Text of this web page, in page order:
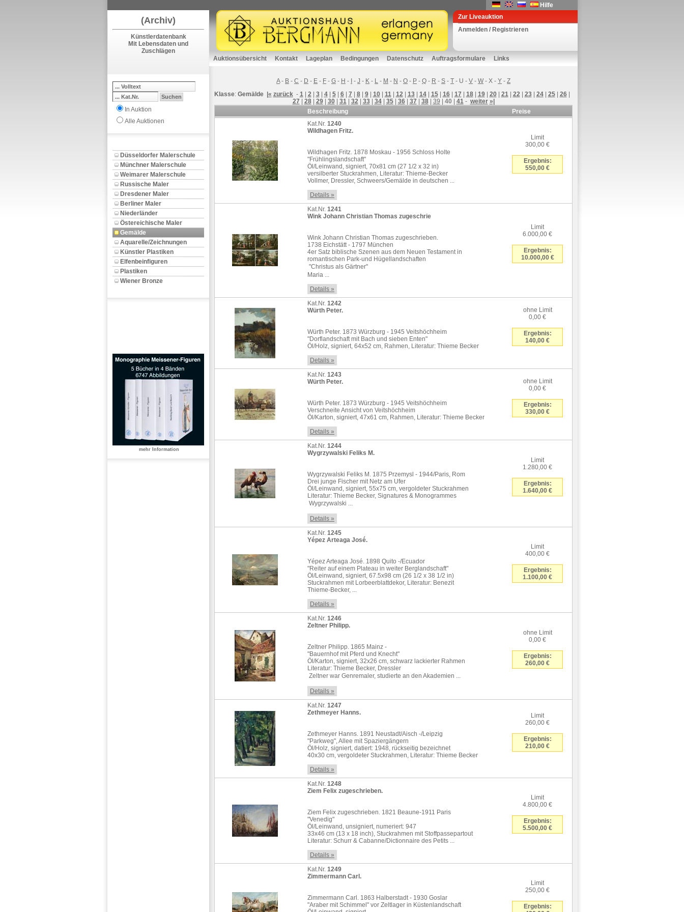
Hilfe
(Archiv)
Künstlerdatenbank
Mit Lebensdaten und
Zuschlägen
In Auktion
Alle Auktionen
Düsseldorfer Malerschule
Münchner Malerschule
Weimarer Malerschule
Russische Maler
Dresdener Maler
Berliner Maler
Niederländer
Östereichische Maler
Gemälde
Aquarelle/Zeichnungen
Künstler Plastiken
Elfenbeinfiguren
Plastiken
Wiener Bronze
mehr Information
Zur Liveauktion
Anmelden / Registrieren
Auktionsübersicht Kontakt Lageplan Bedingungen Datenschutz Auftragsformulare Links
A- B - C - D - E - F - G - H - - J - K - L - M - N - O - P - Q - R - S - T - U - V - W - X - Y - Z
Klasse: Gemälde |« zurück- 1| 2| 3| 4| 5| 6| 7 8| 9| 10| 11| 12| 13| 14| 15| 16| 17 18| 19| 20| 21| 22| 23| 24| 25| 26|
27
28| 29| 30| 31| 32| 33| 34| 35| 36| 37 38| 39 40 41- weiter »|
Beschreibung
Preise
Kat.Nr. 1240
Wildhagen Fritz.
Wildhagen Fritz. 1878 Moskau - 1956 Schloss Holte
"Frühlingslandschaft"
Öl/Leinwand, signiert, 70x81 cm (27 1/2 x 32 in)
versilberter Stuckrahmen, Literatur: Thieme-Becker
Vollmer, Dressler, Schweers/Gemälde in deutschen ...
Details »
Limit
300,00 €
Ergebnis:
550,00 €
Kat.Nr. 1241
Wink Johann Christian Thomas zugeschrie
Wink Johann Christian Thomas zugeschrieben.
1738 Eichstätt - 1797 München
4er Satz biblische Szenen aus dem Neuen Testament in
romantischen Park-und Hügellandschaften
 "Christus als Gärtner"
Maria ...
Details »
Limit
6.000,00 €
Ergebnis:
10.000,00 €
Kat.Nr. 1242
Würth Peter.
Würth Peter. 1873 Würzburg - 1945 Veitshöchheim
"Dorflandschaft mit Bach und sieben Enten"
Öl/Holz, signiert, 64x52 cm, Rahmen, Literatur: Thieme Becker
Details »
ohne Limit
0,00 €
Ergebnis:
140,00 €
Kat.Nr. 1243
Würth Peter.
Würth Peter. 1873 Würzburg - 1945 Veitshöchheim
Verschneite Ansicht von Veitshöchheim
Öl/Karton, signiert, 47x61 cm, Rahmen, Literatur: Thieme Becker
Details »
ohne Limit
0,00 €
Ergebnis:
330,00 €
Kat.Nr. 1244
Wygrzywalski Feliks M.
Wygrzywalski Feliks M. 1875 Przemysl - 1944/Paris, Rom
Drei junge Fischer mit Netz am Ufer
Öl/Leinwand, signiert, 55x75 cm, vergoldeter Stuckrahmen
Literatur: Thieme Becker, Signatures & Monogrammes
Wygrzywalski ...
Details »
Limit
1.280,00 €
Ergebnis:
1.640,00 €
Kat.Nr. 1245
Yépez Arteaga José.
Yépez Arteaga José. 1898 Quito -/Ecuador
"Reiter auf einem Plateau in weiter Berglandschaft"
Öl/Leinwand, signiert, 67.5x98 cm (26 1/2 x 38 1/2 in)
Stuckrahmen mit Lorbeerblattdekor, Literatur: Benezit
Thieme-Becker, ...
Details »
Limit
400,00 €
Ergebnis:
1.100,00 €
Kat.Nr. 1246
Zeltner Philipp.
Zeltner Philipp. 1865 Mainz -
"Bauernhof mit Pferd und Knecht"
Öl/Karton, signiert, 32x26 cm, schwarz lackierter Rahmen
Literatur: Thieme Becker, Dressler
Zeltner war Genremaler, studierte an den Akademien ...
Details »
ohne Limit
0,00 €
Ergebnis:
260,00 €
Kat.Nr. 1247
Zethmeyer Hanns.
Zethmeyer Hanns. 1891 Neustadt/Aisch -/Leipzig
"Parkweg", Allee mit Spaziergängern
Öl/Holz, signiert, datiert: 1948, rückseitig bezeichnet
40x30 cm, vergoldeter Stuckrahmen, Literatur: Thieme Becker
Details »
Limit
260,00 €
Ergebnis:
210,00 €
Kat.Nr. 1248
Ziem Felix zugeschrieben.
Ziem Felix zugeschrieben. 1821 Beaune-1911 Paris
"Venedig"
Öl/Leinwand, unsigniert, numeriert: 947
33x46 cm (13 x 18 inch), Stuckrahmen mit Stoffpassepartout
Literatur: Schurr & Cabanne/Dictionnaire des Petits ...
Details »
Limit
4.800,00 €
Ergebnis:
5.500,00 €
Kat.Nr. 1249
Zimmermann Carl.
Zimmermann Carl. 1863 Halberstadt - 1930 Goslar
"Araber mit Schimmel" vor Zeltlager in Küstenlandschaft
Limit
250,00 €
Ergebnis: